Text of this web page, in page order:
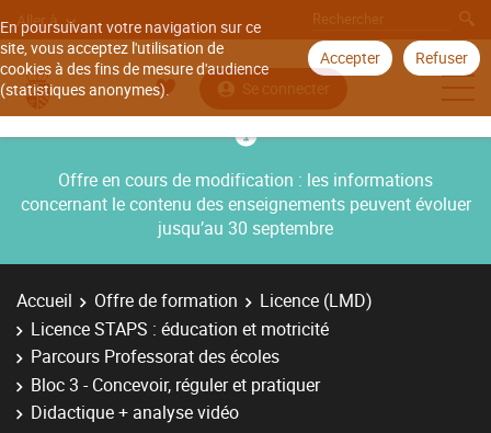
En poursuivant votre navigation sur ce
site, vous acceptez l'utilisation de
cookies à des fins de mesure d'audience
(statistiques anonymes).
Accepter Refuser
Aller à
Se connecter
Offre en cours de modification : les informations
concernant le contenu des enseignements peuvent évoluer
jusqu’au 30 septembre
Accueil Offre de formation
Licence (LMD)
Licence STAPS : éducation et motricité
Parcours Professorat des écoles
Bloc 3 - Concevoir, réguler et pratiquer
Didactique + analyse vidéo